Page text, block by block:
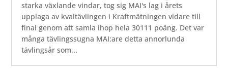
starka växlande vindar, tog sig MAI's lag i årets
upplaga av kvaltävlingen i Kraftmätningen vidare till
final genom att samla ihop hela 30111 poäng. Det var
många tävlingssugna MAI:are detta annorlunda
tävlingsår som...